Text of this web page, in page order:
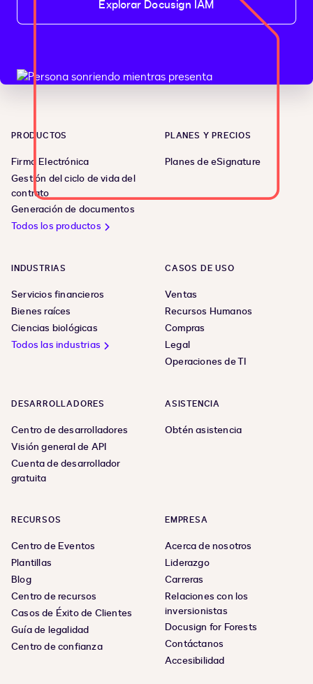
Explorar Docusign IAM
PRODUCTOS
Firma Electrónica
Gestión del ciclo de vida del
contrato
Generación de documentos
Todos los productos
PLANES Y PRECIOS
Planes de eSignature
INDUSTRIAS
Servicios financieros
Bienes raíces
Ciencias biológicas
Todos las industrias
CASOS DE USO
Ventas
Recursos Humanos
Compras
Legal
Operaciones de TI
DESARROLLADORES
Centro de desarrolladores
Visión general de API
Cuenta de desarrollador
gratuita
ASISTENCIA
Obtén asistencia
RECURSOS
Centro de Eventos
Plantillas
Blog
Centro de recursos
Casos de Éxito de Clientes
Guía de legalidad
Centro de confianza
EMPRESA
Acerca de nosotros
Liderazgo
Carreras
Relaciones con los
inversionistas
Docusign for Forests
Contáctanos
Accesibilidad